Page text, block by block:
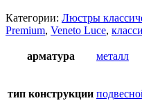
Категории: Люстры
Premium, Veneto Luce,
арматура металл
тип конструкции